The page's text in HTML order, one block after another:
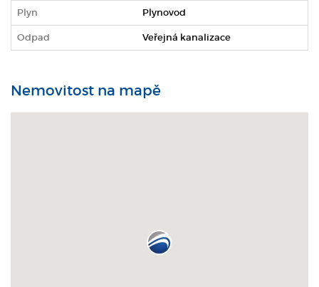
Plyn Plynovod
Odpad Veřejná kanalizace
Nemovitost na mapě